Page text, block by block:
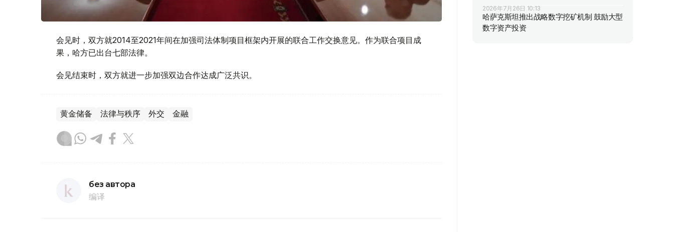
会见时，双方就2014至2021年间在加强司法体制项目框架内开展的联合工作交换意见。作为联合项目成
果，哈方已出台七部法律。
会见结束时，双方就进一步加强双边合作达成广泛共识。
黄金储备 法律与秩序 外交 金融
без автора
编译
2026年7月26日 10:13
哈萨克斯坦推出战略数字挖矿机制 鼓励大型
数字资产投资